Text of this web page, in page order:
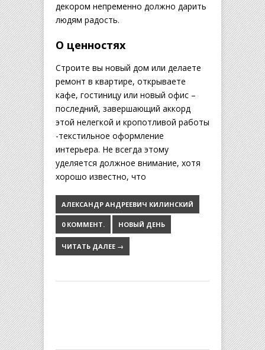
декором непременно должно дарить
людям радость.
О ценностях
Строите вы новый дом или делаете
ремонт в квартире, открываете
кафе, гостиницу или новый офис –
последний, завершающий аккорд
этой нелегкой и кропотливой работы
-текстильное оформление
интерьера. Не всегда этому
уделяется должное внимание, хотя
хорошо известно, что
АЛЕКСАНДР АНДРЕЕВИЧ КИЛИНСКИЙ
0 КОММЕНТ. НОВЫЙ ДЕНЬ
ЧИТАТЬ ДАЛЕЕ →